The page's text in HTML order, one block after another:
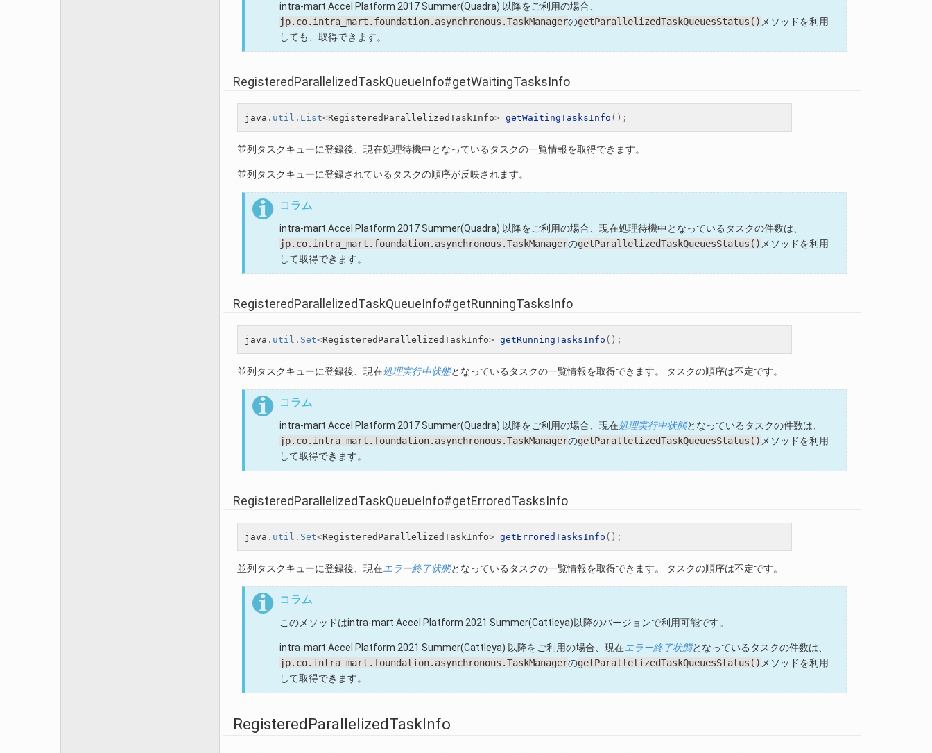
intra-mart Accel Platform 2017 Summer(Quadra) 以降をご利用の場合、
jp.co.intra_mart.foundation.asynchronous.TaskManagerのgetParallelizedTaskQueuesStatus() メソッドを利用
しても、取得できます。
RegisteredParallelizedTaskQueueInfo#getWaitingTasksInfo
java . util . List<RegisteredParallelizedTaskInfo> getWaitingTasksInfo ();
並列タスクキューに登録後、現在処理待機中となっているタスクの一覧情報を取得できます。
並列タスクキューに登録されているタスクの順序が反映されます。
コラム
intra-mart Accel Platform 2017 Summer(Quadra) 以降をご利用の場合、現在処理待機中となっているタスクの件数は、
jp.co.intra_mart.foundation.asynchronous.TaskManagerのgetParallelizedTaskQueuesStatus() メソッドを利用
して取得できます。
RegisteredParallelizedTaskQueueInfo#getRunningTasksInfo
java . util . Set<RegisteredParallelizedTaskInfo> getRunningTasksInfo ();
並列タスクキューに登録後、現在処理実行中状態となっているタスクの一覧情報を取得できます。 タスクの順序は不定です。
コラム
intra-mart Accel Platform 2017 Summer(Quadra) 以降をご利用の場合、現在処理実行中状態となっているタスクの件数は、
jp.co.intra_mart.foundation.asynchronous.TaskManagerのgetParallelizedTaskQueuesStatus() メソッドを利用
して取得できます。
RegisteredParallelizedTaskQueueInfo#getErroredTasksInfo
java . util . Set<RegisteredParallelizedTaskInfo> getErroredTasksInfo ();
並列タスクキューに登録後、現在エラー終了状態となっているタスクの一覧情報を取得できます。 タスクの順序は不定です。
コラム
このメソッドはintra-mart Accel Platform 2021 Summer(Cattleya)以降のバージョンで利用可能です。
intra-mart Accel Platform 2021 Summer(Cattleya) 以降をご利用の場合、現在エラー終了状態となっているタスクの件数は、
jp.co.intra_mart.foundation.asynchronous.TaskManagerのgetParallelizedTaskQueuesStatus() メソッドを利用
して取得できます。
RegisteredParallelizedTaskInfo